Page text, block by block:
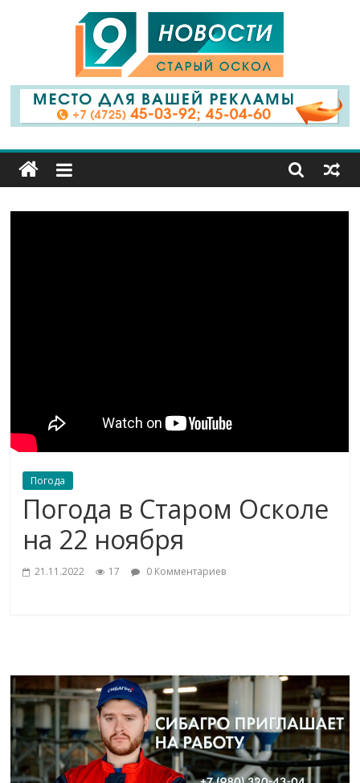
9
Канал
Старый
Погода
Погода в Старом Осколе
на 22 ноября
21.11.2022 17 0 Комментариев